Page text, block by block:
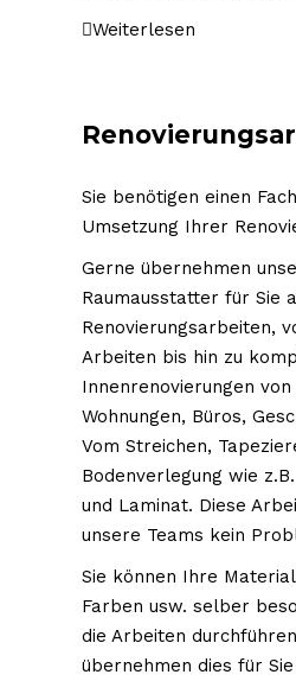
Weiterlesen
Sie benötigen einen
Umsetzung Ihrer
Gerne übernehmen
Raumausstatter für Sie
Renovierungsarbeiten,
Arbeiten bis hin zu
Innenrenovierungen von
Wohnungen, Büros,
Vom Streichen,
Bodenverlegung wie
und Laminat. Diese
unsere Teams kein
Sie können Ihre
Farben usw. selber
die Arbeiten
übernehmen dies für